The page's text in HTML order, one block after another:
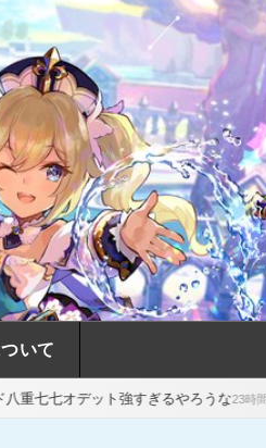
いて
ぎるやろうな23時間前【原神】瑞希がポ